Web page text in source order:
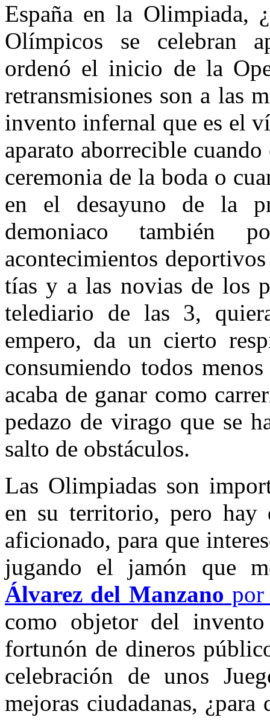
España en la Olimpiada,
Olímpicos se celebran
ordenó el inicio de la
retransmisiones son a las
invento infernal que es el
aparato aborrecible
ceremonia de la boda o
en el desayuno de la
demoniaco también
acontecimientos
tías y a las novias de los
telediario de las 3,
empero, da un cierto
consumiendo todos
acaba de ganar como
pedazo de virago que se
salto de obstáculos.
Las Olimpiadas son
en su territorio, pero hay
aficionado, para que
jugando el jamón que
Álvarez del Manzano
como objetor del
fortunón de dineros
celebración de unos
mejoras ciudadanas,